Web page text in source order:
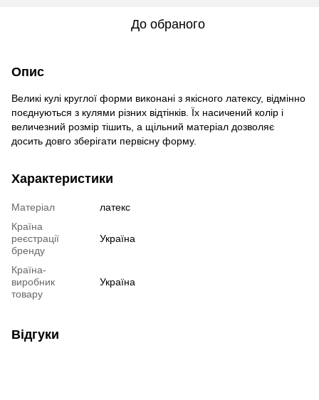
До обраного
Опис
Великі кулі круглої форми виконані з якісного латексу, відмінно
поєднуються з кулями різних відтінків. Їх насичений колір і
величезний розмір тішить, а щільний матеріал дозволяє
досить довго зберігати первісну форму.
Характеристики
Матеріал
латекс
Країна
реєстрації
бренду
Україна
Країна-
виробник
товару
Україна
Відгуки